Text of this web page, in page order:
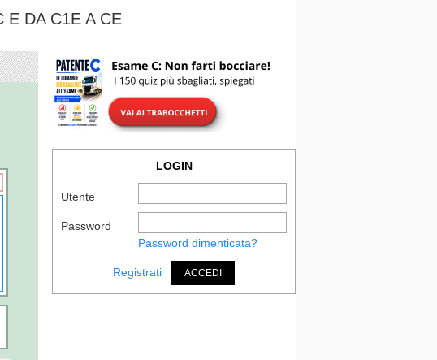
E DA C1E A CE
LOGIN
Utente
Password
Password dimenticata?
Registrati ACCEDI